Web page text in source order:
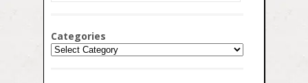
Categories
Categories